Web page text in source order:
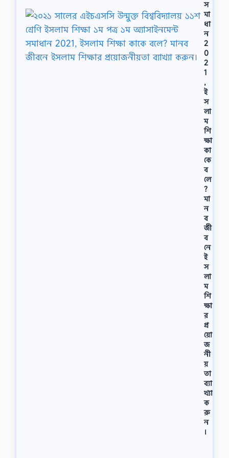
স
মা
ধা
ন
2
0
2
1
,
ই
স
লা
ম
শি
ক্ষা
কা
কে
ব
লে
?
মা
ন
ব
জী
ব
নে
ই
স
লা
ম
শি
ক্ষা
র
প্র
য়ো
জ
নী
য়
তা
ব্যা
খ্যা
ক
রু
ন
।